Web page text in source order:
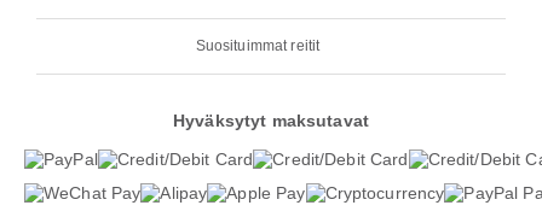
Suosituimmat reitit
Hyväksytyt maksutavat